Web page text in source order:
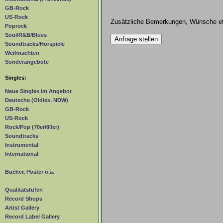
GB-Rock
US-Rock
Poprock
Soul/R&B/Blues
Soundtracks/Hörspiele
Weihnachten
Sonderangebote
Singles:
Neue Singles im Angebot
Deutsche (Oldies, NDW)
GB-Rock
US-Rock
Rock/Pop (70er/80er)
Soundtracks
Instrumental
International
Bücher, Poster o.ä.
Qualitätstufen
Record Shops
Artist Gallery
Record Label Gallery
Zusätzliche Bemerkungen, Wünsche